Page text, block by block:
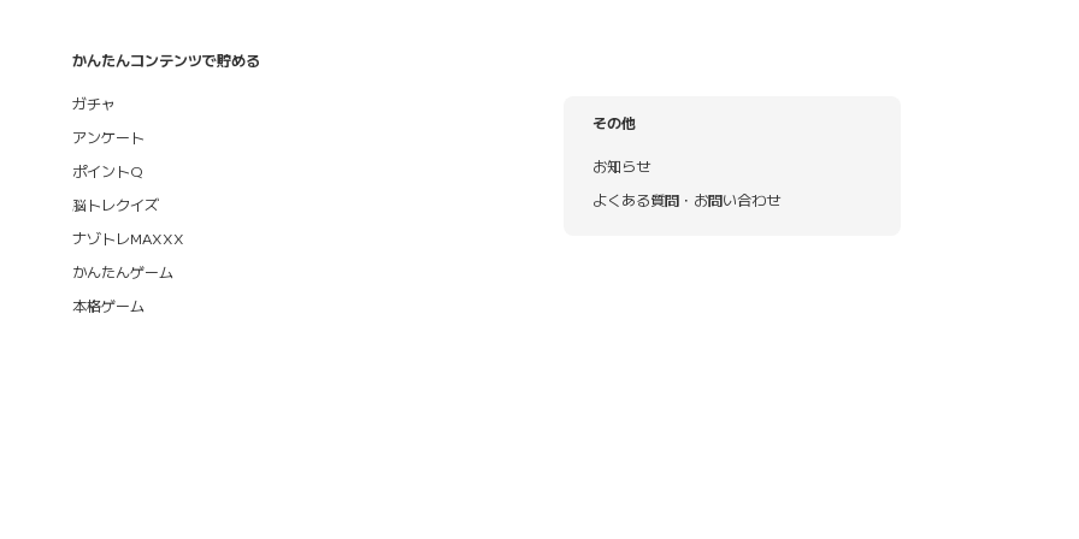
かんたんコンテンツで貯める
ガチャ
アンケート
ポイントQ
脳トレクイズ
ナゾトレMAXXX
かんたんゲーム
本格ゲーム
その他
お知らせ
よくある質問・お問い合わせ